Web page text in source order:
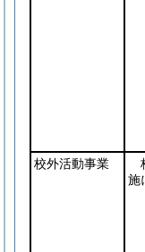
校外活動事業
施